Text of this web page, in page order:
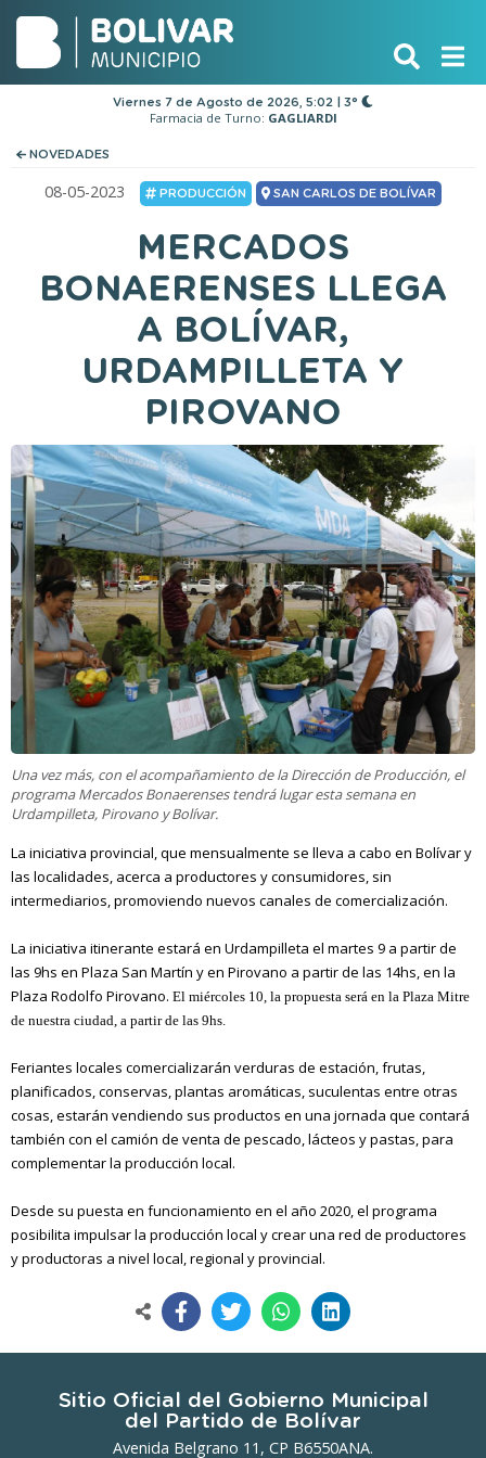
Viernes 7 de Agosto de 2026, 5:02 | 3°
Farmacia de Turno: GAGLIARDI
NOVEDADES
08-05-2023 PRODUCCIÓN SAN CARLOS DE BOLÍVAR
MERCADOS
BONAERENSES LLEGA
A BOLÍVAR,
URDAMPILLETA Y
PIROVANO
Una vez más, con el acompañamiento de la Dirección de Producción, el
programa Mercados Bonaerenses tendrá lugar esta semana en
Urdampilleta, Pirovano y Bolívar.
La iniciativa provincial, que mensualmente se lleva a cabo en Bolívar y
las localidades, acerca a productores y consumidores, sin
intermediarios, promoviendo nuevos canales de comercialización.
La iniciativa itinerante estará en Urdampilleta el martes 9 a partir de
las 9hs en Plaza San Martín y en Pirovano a partir de las 14hs, en la
Plaza Rodolfo Pirovano. El miércoles 10, la propuesta será en la Plaza Mitre
de nuestra ciudad, a partir de las 9hs.
Feriantes locales comercializarán verduras de estación, frutas,
planificados, conservas, plantas aromáticas, suculentas entre otras
cosas, estarán vendiendo sus productos en una jornada que contará
también con el camión de venta de pescado, lácteos y pastas, para
complementar la producción local.
Desde su puesta en funcionamiento en el año 2020, el programa
posibilita impulsar la producción local y crear una red de productores
y productoras a nivel local, regional y provincial.
Sitio Oficial del Gobierno Municipal
del Partido de Bolívar
Avenida Belgrano 11, CP B6550ANA.